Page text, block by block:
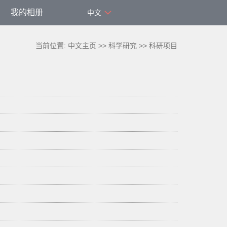
我的相册 中文
当前位置: 中文主页 >>科学研究 >>科研项目